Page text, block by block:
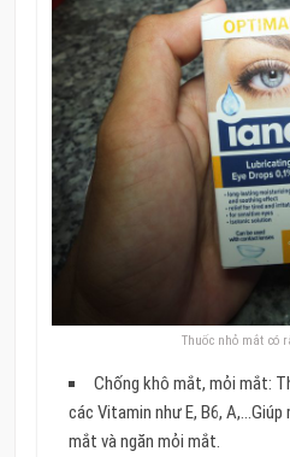
Thuốc nhỏ mắt có
Chống khô mắt, mỏi mắt:
các Vitamin như E, B6,
mắt và ngăn mỏi mắt.